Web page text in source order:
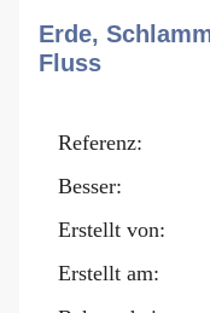
Forum
Erde,
Fluss
Referenz:
Besser:
Erstellt von:
Erstellt am: